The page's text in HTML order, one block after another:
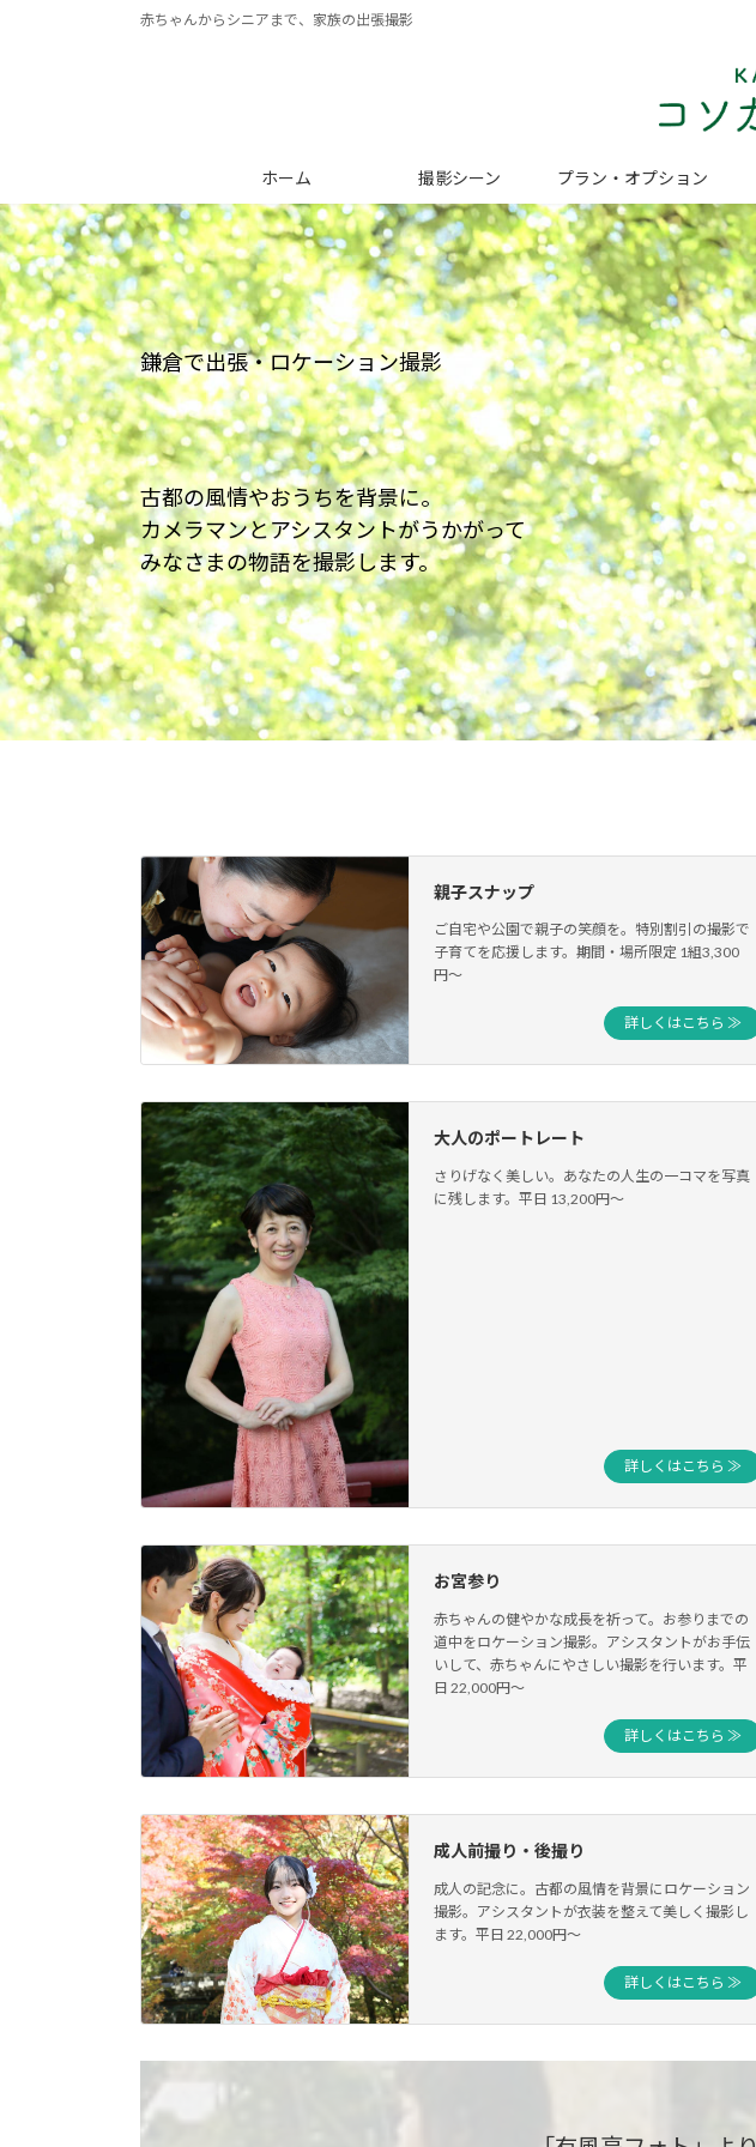
キ
ッ
プ
に
移
動
赤ちゃんからシニアまで、家族の出張撮影
ホーム 撮影シーン プラン・オプション
鎌倉で出張・ロケーション撮影
古都の風情やおうちを背景に。
カメラマンとアシスタントがうかがって
みなさまの物語を撮影します。
親子スナップ
ご自宅や公園で親子の笑顔を。特別割引の撮影で
子育てを応援します。期間・場所限定 1組3,300
円〜
詳しくはこちら ≫
大人のポートレート
さりげなく美しい。あなたの人生の一コマを写真
に残します。平日 13,200円〜
詳しくはこちら ≫
お宮参り
赤ちゃんの健やかな成長を祈って。お参りまでの
道中をロケーション撮影。アシスタントがお手伝
いして、赤ちゃんにやさしい撮影を行います。平
日 22,000円〜
詳しくはこちら ≫
成人前撮り・後撮り
成人の記念に。古都の風情を背景にロケーション
撮影。アシスタントが衣装を整えて美しく撮影し
ます。平日 22,000円〜
詳しくはこちら ≫